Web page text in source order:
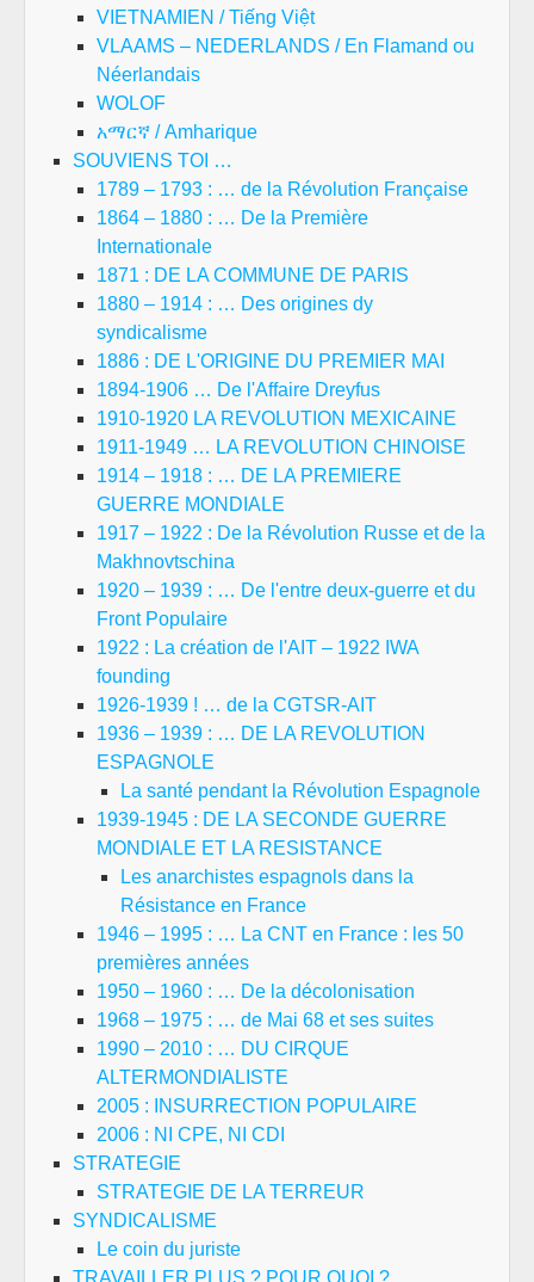
VIETNAMIEN / Tiếng Việt
VLAAMS – NEDERLANDS / En Flamand ou
Néerlandais
WOLOF
አማርኛ / Amharique
SOUVIENS TOI …
1789 – 1793 : … de la Révolution Française
1864 – 1880 : … De la Première
Internationale
1871 : DE LA COMMUNE DE PARIS
1880 – 1914 : … Des origines dy
syndicalisme
1886 : DE L'ORIGINE DU PREMIER MAI
1894-1906 … De l'Affaire Dreyfus
1910-1920 LA REVOLUTION MEXICAINE
1911-1949 … LA REVOLUTION CHINOISE
1914 – 1918 : … DE LA PREMIERE
GUERRE MONDIALE
1917 – 1922 : De la Révolution Russe et de la
Makhnovtschina
1920 – 1939 : … De l'entre deux-guerre et du
Front Populaire
1922 : La création de l'AIT – 1922 IWA
founding
1926-1939 ! … de la CGTSR-AIT
1936 – 1939 : … DE LA REVOLUTION
ESPAGNOLE
La santé pendant la Révolution Espagnole
1939-1945 : DE LA SECONDE GUERRE
MONDIALE ET LA RESISTANCE
Les anarchistes espagnols dans la
Résistance en France
1946 – 1995 : … La CNT en France : les 50
premières années
1950 – 1960 : … De la décolonisation
1968 – 1975 : … de Mai 68 et ses suites
1990 – 2010 : … DU CIRQUE
ALTERMONDIALISTE
2005 : INSURRECTION POPULAIRE
2006 : NI CPE, NI CDI
STRATEGIE
STRATEGIE DE LA TERREUR
SYNDICALISME
Le coin du juriste
TRAVAILLER PLUS ? POUR QUOI ?